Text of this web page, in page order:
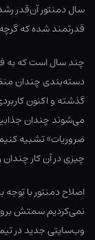
سال دمنتور آن‌قدر
قدرتمند شده که گرچه
چند سال است که به
دسته‌بندی چندان
گذشته و اکنون
می‌شوند چندان
ضروریات» تشبیه
چیزی در آن کار
اصلاح دمنتور با
نمی‌کردیم سمتش
وب‌سایتی جدید در